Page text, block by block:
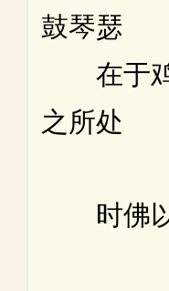
鼓琴瑟
在于
之所处
时佛以